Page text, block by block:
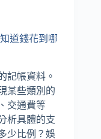
道錢花到哪
記帳資料。
某些類別的
交通費等
析具體的支
少比例？娛